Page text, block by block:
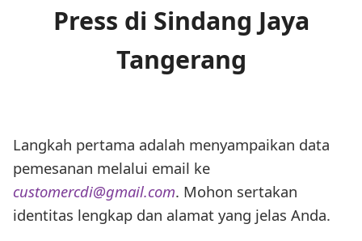
Press di Sindang Jaya
Tangerang
Langkah pertama adalah menyampaikan data
pemesanan melalui email ke
customercdi@gmail.com. Mohon sertakan
identitas lengkap dan alamat yang jelas Anda.